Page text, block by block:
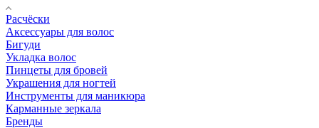
Расчёски
Аксессуары для волос
Бигуди
Укладка волос
Пинцеты для бровей
Украшения для ногтей
Инструменты для маникюра
Карманные зеркала
Бренды